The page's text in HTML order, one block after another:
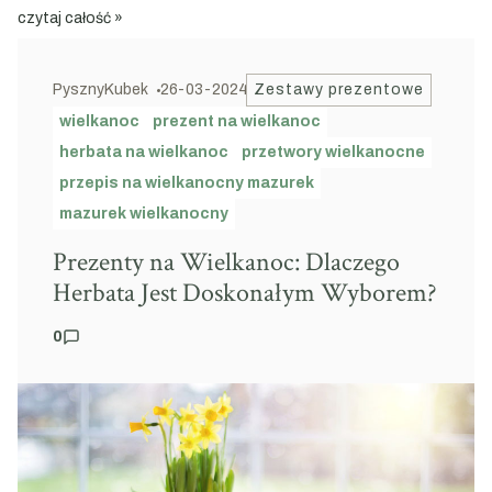
czytaj całość »
PysznyKubek 26-03-2024 Zestawy prezentowe
wielkanoc
prezent na wielkanoc
herbata na wielkanoc
przetwory wielkanocne
przepis na wielkanocny mazurek
mazurek wielkanocny
Prezenty na Wielkanoc: Dlaczego
Herbata Jest Doskonałym Wyborem?
0